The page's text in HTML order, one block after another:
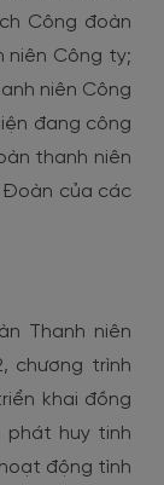
Công đoàn
niên Công ty;
niên Công
đang công
thanh niên
Đoàn của các
Thanh niên
chương trình
khai đồng
phát huy tinh
động tình